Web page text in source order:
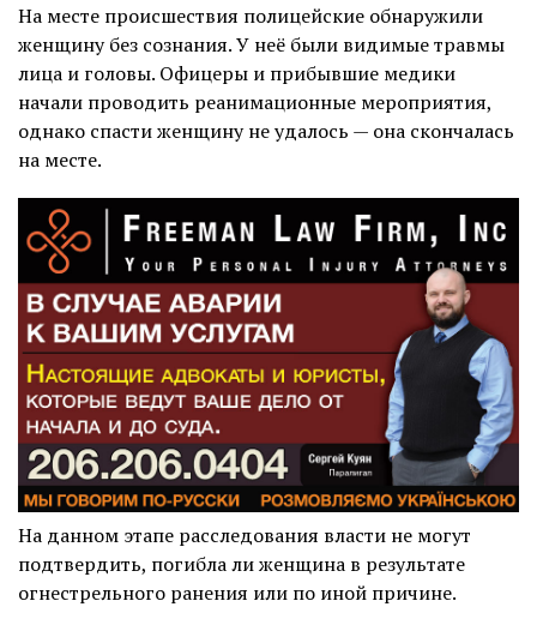
На месте происшествия полицейские обнаружили
женщину без сознания. У неё были видимые травмы
лица и головы. Офицеры и прибывшие медики
начали проводить реанимационные мероприятия,
однако спасти женщину не удалось — она скончалась
на месте.
На данном этапе расследования власти не могут
подтвердить, погибла ли женщина в результате
огнестрельного ранения или по иной причине.